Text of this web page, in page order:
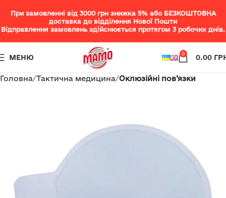
При замовленні від 3000 грн знижка 5% або БЕЗКОШТОВНА
доставка до відділення Нової Пошти
Відправлення замовлень здійснюється протягом 3 робочих днів.
МЕНЮ 0 0.00
Головна Тактична медицина Оклюзійні пов’язки